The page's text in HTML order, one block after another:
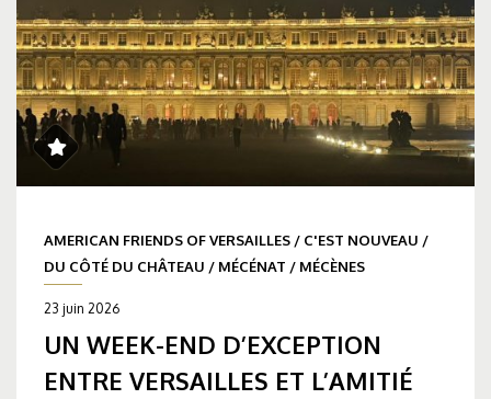
AMERICAN FRIENDS OF VERSAILLES / C'EST NOUVEAU /
DU CÔTÉ DU CHÂTEAU / MÉCÉNAT / MÉCÈNES
23 juin 2026
UN WEEK-END D’EXCEPTION
ENTRE VERSAILLES ET L’AMITIÉ